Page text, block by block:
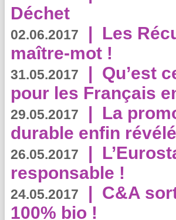
Déchet
02.06.2017 | Les
maître-mot !
31.05.2017 | Qu’est
pour les Français
29.05.2017 | La
durable enfin
26.05.2017 |
responsable !
24.05.2017 | C&A
100% bio !